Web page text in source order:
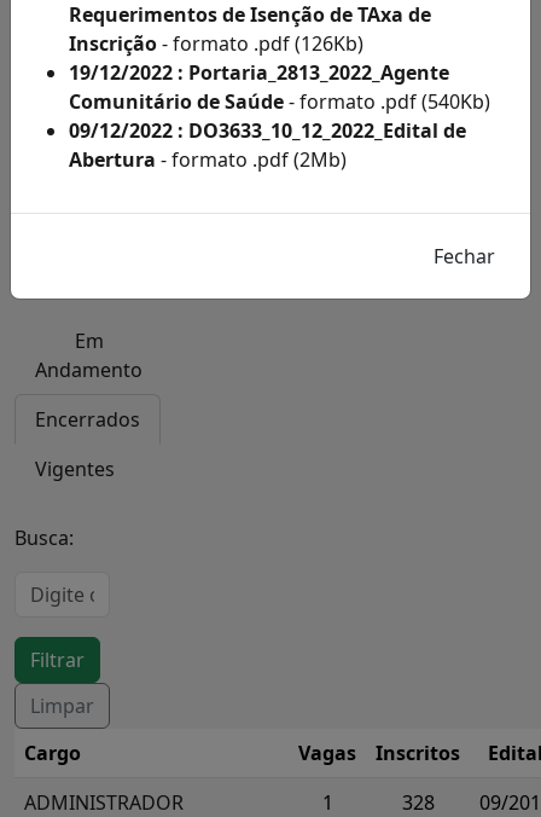
Pesquisa
de
Satisfação
Inscrições
Em
Andamento
Encerrados
Vigentes
Busca:
Requerimentos de Isenção de TAxa de
Inscrição- formato .pdf (126Kb)
19/12/2022 : Portaria_2813_2022_Agente
Comunitário de Saúde- formato .pdf (540Kb)
09/12/2022 : DO3633_10_12_2022_Edital de
Abertura - formato .pdf (2Mb)
Cargo Vagas Inscritos
ADMINISTRADOR
1 328
09/